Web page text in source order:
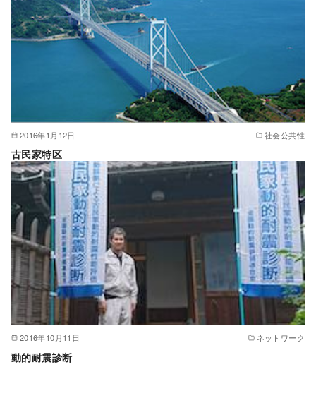
2016年1月12日 社会公共性
古民家特区
2016年10月11日 ネットワーク
動的耐震診断